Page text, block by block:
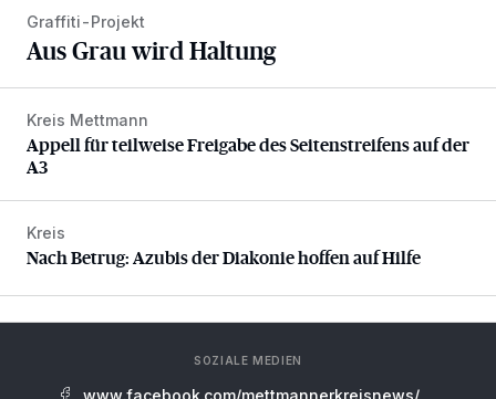
Graffiti-Projekt
Aus Grau wird Haltung
Appell für teilweise Freigabe des Seitenstreifens auf der A3
Kreis Mettmann
Appell für teilweise Freigabe des Seitenstreifens auf der
A3
Nach Betrug: Azubis der Diakonie hoffen auf Hilfe
Kreis
Nach Betrug: Azubis der Diakonie hoffen auf Hilfe
SOZIALE MEDIEN
www.facebook.com/mettmannerkreisnews/